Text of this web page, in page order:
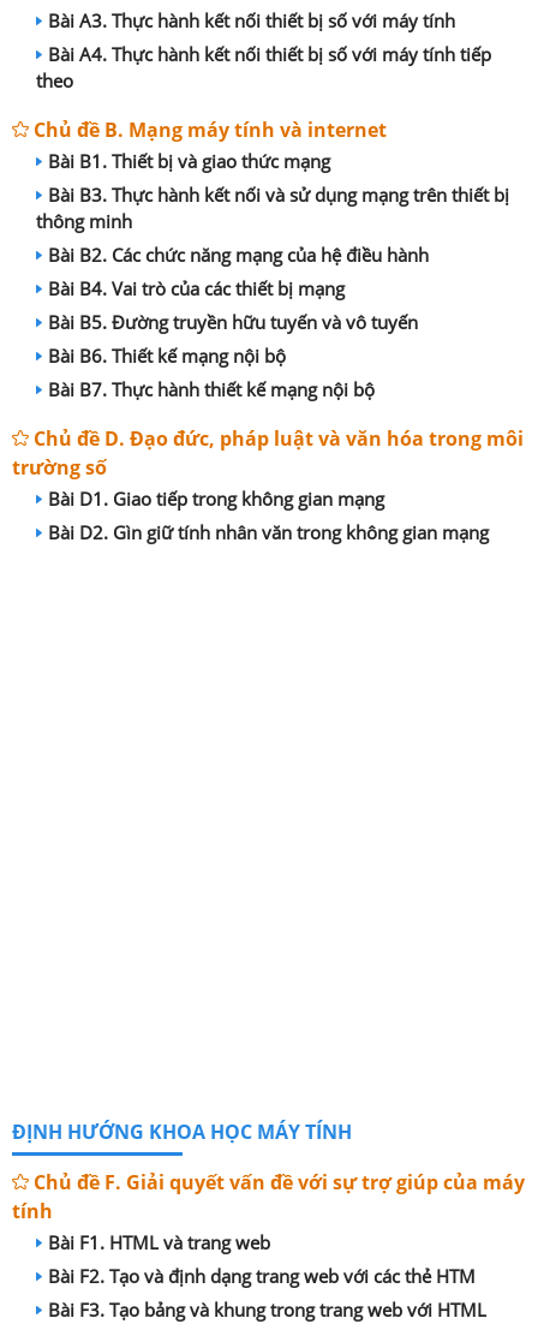
Bài A3. Thực hành kết nối thiết bị số với máy tính
Bài A4. Thực hành kết nối thiết bị số với máy tính tiếp
theo
Chủ đề B. Mạng máy tính và internet
Bài B1. Thiết bị và giao thức mạng
Bài B3. Thực hành kết nối và sử dụng mạng trên thiết bị
thông minh
Bài B2. Các chức năng mạng của hệ điều hành
Bài B4. Vai trò của các thiết bị mạng
Bài B5. Đường truyền hữu tuyến và vô tuyến
Bài B6. Thiết kế mạng nội bộ
Bài B7. Thực hành thiết kế mạng nội bộ
Chủ đề D. Đạo đức, pháp luật và văn hóa trong môi
trường số
Bài D1. Giao tiếp trong không gian mạng
Bài D2. Gìn giữ tính nhân văn trong không gian mạng
ĐỊNH HƯỚNG KHOA HỌC MÁY TÍNH
Chủ đề F. Giải quyết vấn đề với sự trợ giúp của máy
tính
Bài F1. HTML và trang web
Bài F2. Tạo và định dạng trang web với các thẻ HTM
Bài F3. Tạo bảng và khung trong trang web với HTML